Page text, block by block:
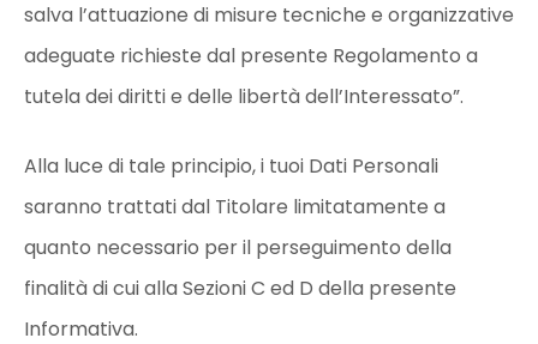
salva l’attuazione di misure tecniche e organizzative
adeguate richieste dal presente Regolamento a
tutela dei diritti e delle libertà dell’Interessato”.
Alla luce di tale principio, i tuoi Dati Personali
saranno trattati dal Titolare limitatamente a
quanto necessario per il perseguimento della
finalità di cui alla Sezioni C ed D della presente
Informativa.